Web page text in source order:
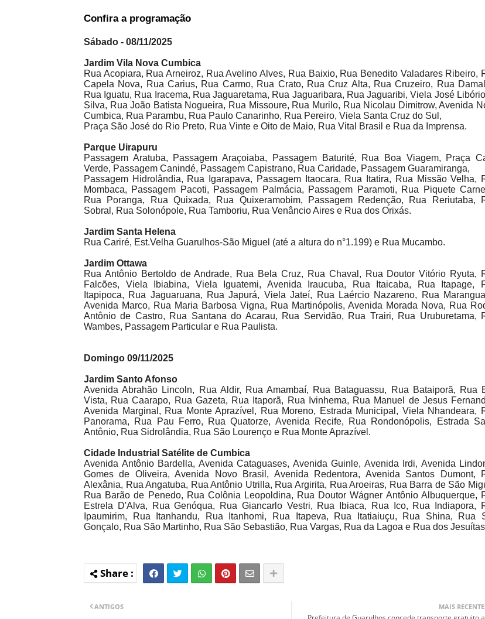
Confira a programação
Sábado - 08/11/2025
Jardim Vila Nova Cumbica
Rua Acopiara, Rua Arneiroz, Rua Avelino Alves, Rua Baixio, Rua Benedito Valadares Ribeiro,
Capela Nova, Rua Carius, Rua Carmo, Rua Crato, Rua Cruz Alta, Rua Cruzeiro, Rua
Rua Iguatu, Rua Iracema, Rua Jaguaretama, Rua Jaguaribara, Rua Jaguaribi, Viela José
Silva, Rua João Batista Nogueira, Rua Missoure, Rua Murilo, Rua Nicolau Dimitrow, Avenida
Cumbica, Rua Parambu, Rua Paulo Canarinho, Rua Pereiro, Viela Santa Cruz do Sul,
Praça São José do Rio Preto, Rua Vinte e Oito de Maio, Rua Vital Brasil e Rua da Imprensa.
Parque Uirapuru
Passagem Aratuba, Passagem Araçoiaba, Passagem Baturité, Rua Boa Viagem, Praça
Verde, Passagem Canindé, Passagem Capistrano, Rua Caridade, Passagem Guaramiranga,
Passagem Hidrolândia, Rua Igarapava, Passagem Itaocara, Rua Itatira, Rua Missão Velha,
Mombaca, Passagem Pacoti, Passagem Palmácia, Passagem Paramoti, Rua Piquete
Rua Poranga, Rua Quixada, Rua Quixeramobim, Passagem Redenção, Rua Reriutaba,
Sobral, Rua Solonópole, Rua Tamboriu, Rua Venâncio Aires e Rua dos Orixás.
Jardim Santa Helena
Rua Cariré, Est.Velha Guarulhos-São Miguel (até a altura do n°1.199) e Rua Mucambo.
Jardim Ottawa
Rua Antônio Bertoldo de Andrade, Rua Bela Cruz, Rua Chaval, Rua Doutor Vitório Ryuta,
Falcões, Viela Ibiabina, Viela Iguatemi, Avenida Iraucuba, Rua Itaicaba, Rua Itapage,
Itapipoca, Rua Jaguaruana, Rua Japurá, Viela Jateí, Rua Laércio Nazareno, Rua
Avenida Marco, Rua Maria Barbosa Vigna, Rua Martinópolis, Avenida Morada Nova, Rua
Antônio de Castro, Rua Santana do Acarau, Rua Servidão, Rua Trairi, Rua Uruburetama,
Wambes, Passagem Particular e Rua Paulista.
Domingo 09/11/2025
Jardim Santo Afonso
Avenida Abrahão Lincoln, Rua Aldir, Rua Amambaí, Rua Bataguassu, Rua Bataiporã, Rua
Vista, Rua Caarapo, Rua Gazeta, Rua Itaporã, Rua Ivinhema, Rua Manuel de Jesus
Avenida Marginal, Rua Monte Aprazível, Rua Moreno, Estrada Municipal, Viela Nhandeara,
Panorama, Rua Pau Ferro, Rua Quatorze, Avenida Recife, Rua Rondonópolis, Estrada
Antônio, Rua Sidrolândia, Rua São Lourenço e Rua Monte Aprazível.
Cidade Industrial Satélite de Cumbica
Avenida Antônio Bardella, Avenida Cataguases, Avenida Guinle, Avenida Irdi, Avenida
Gomes de Oliveira, Avenida Novo Brasil, Avenida Redentora, Avenida Santos Dumont,
Alexânia, Rua Angatuba, Rua Antônio Utrilla, Rua Argirita, Rua Aroeiras, Rua Barra de São
Rua Barão de Penedo, Rua Colônia Leopoldina, Rua Doutor Wágner Antônio Albuquerque,
Estrela D'Alva, Rua Genóqua, Rua Giancarlo Vestri, Rua Ibiaca, Rua Ico, Rua Indiapora,
Ipaumirim, Rua Itanhandu, Rua Itanhomi, Rua Itapeva, Rua Itatiaiuçu, Rua Shina, Rua
Gonçalo, Rua São Martinho, Rua São Sebastião, Rua Vargas, Rua da Lagoa e Rua dos
MAIS
ANTIGOS